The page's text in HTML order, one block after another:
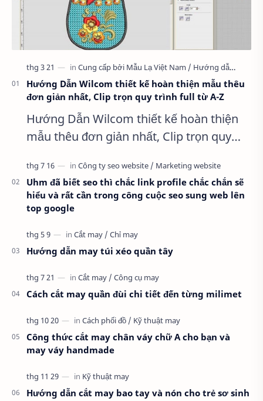
Hướng Dẫn Wilcom thiết kế hoàn thiện mẫu thêu
đơn giản nhất, Clip trọn quy trình full từ A-Z
Hướng Dẫn Wilcom thiết kế hoàn thiện
mẫu thêu đơn giản nhất, Clip trọn quy
thuật mới vào nghề, clip thực hành t…
Uhm đã biết seo thì chắc link profile chắc chắn sẽ
hiểu và rất cần trong công cuộc seo sung web lên
top google
Hướng dẫn may túi xéo quần tây
Cách cắt may quần đùi chi tiết đến từng milimet
Công thức cắt may chân váy chữ A cho bạn và
may váy handmade
Hướng dẫn cắt may bao tay và nón cho trẻ sơ sinh